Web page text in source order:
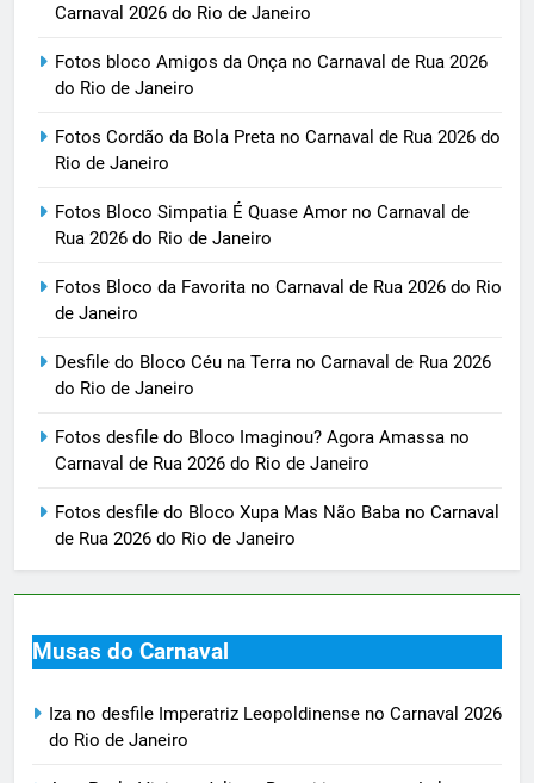
Carnaval 2026 do Rio de Janeiro
Fotos bloco Amigos da Onça no Carnaval de Rua 2026
do Rio de Janeiro
Fotos Cordão da Bola Preta no Carnaval de Rua 2026 do
Rio de Janeiro
Fotos Bloco Simpatia É Quase Amor no Carnaval de
Rua 2026 do Rio de Janeiro
Fotos Bloco da Favorita no Carnaval de Rua 2026 do Rio
de Janeiro
Desfile do Bloco Céu na Terra no Carnaval de Rua 2026
do Rio de Janeiro
Fotos desfile do Bloco Imaginou? Agora Amassa no
Carnaval de Rua 2026 do Rio de Janeiro
Fotos desfile do Bloco Xupa Mas Não Baba no Carnaval
de Rua 2026 do Rio de Janeiro
Musas do Carnaval
Iza no desfile Imperatriz Leopoldinense no Carnaval 2026
do Rio de Janeiro